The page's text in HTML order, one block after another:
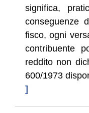
significa,
conseguenze
fisco, ogni
contribuente
reddito non
600/1973
]